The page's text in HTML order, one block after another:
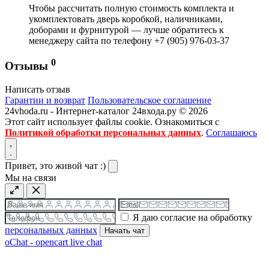
Чтобы рассчитать полную стоимость комплекта и
укомплектовать дверь коробкой, наличниками,
доборами и фурнитурой — лучше обратитесь к
менеджеру сайта по телефону +7 (905) 976-03-37
Отзывы 0
Написать отзыв
Гарантии и возврат Пользовательское соглашение
24vhoda.ru - Интернет-каталог 24входа.ру © 2026
Этот сайт использует файлы cookie. Ознакомиться с
Политикой обработки персональных данных. Соглашаюсь
Привет, это живой чат :)
Мы на связи
Я даю согласие на обработку
персональных данных
Начать чат
oChat - opencart live chat